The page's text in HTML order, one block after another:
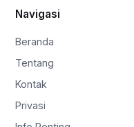
Navigasi
Beranda
Tentang
Kontak
Privasi